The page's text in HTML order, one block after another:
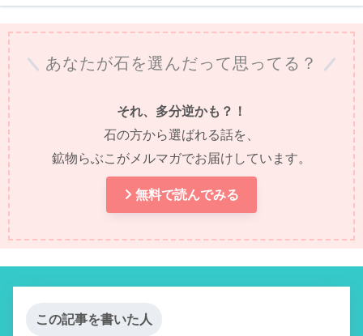
あなたが石を選んだって思ってる？
それ、多分逆かも？！
石の方から選ばれる話を、
鉱物らぶこがメルマガでお届けしています。
無料で読んでみる
この記事を書いた人